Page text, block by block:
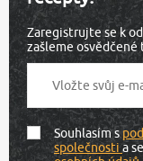
Zaregistrujte se k
zašleme osvědčené
Souhlasím s
společnostia